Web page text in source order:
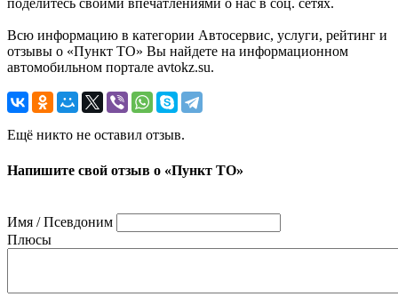
поделитесь своими впечатлениями о нас в соц. сетях.
Всю информацию в категории Автосервис, услуги, рейтинг и
отзывы о «Пункт ТО» Вы найдете на информационном
автомобильном портале avtokz.su.
Ещё никто не оставил отзыв.
Напишите свой отзыв о «Пункт ТО»
Имя / Псевдоним
Плюсы